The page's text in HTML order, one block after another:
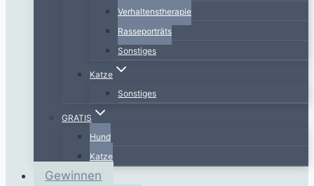
Verhaltenstherapie
Rasseporträts
Sonstiges
Katze
Sonstiges
GRATIS
Hund
Katze
Gewinnen